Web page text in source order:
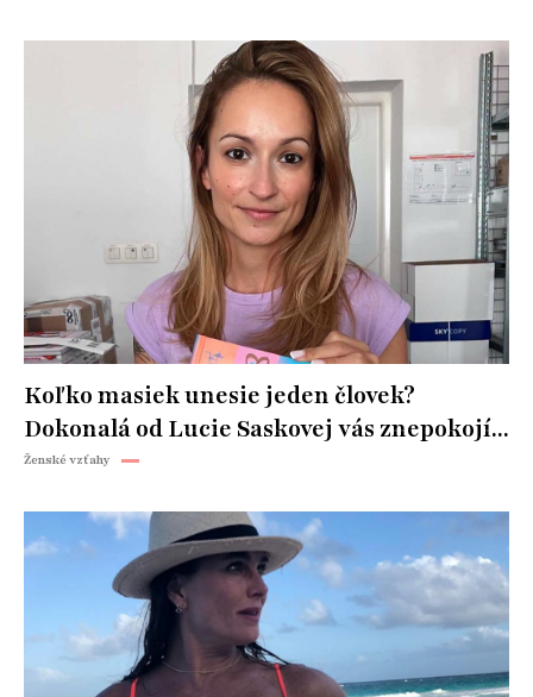
Koľko masiek unesie jeden človek?
Dokonalá od Lucie Saskovej vás znepokojí...
Ženské vzťahy